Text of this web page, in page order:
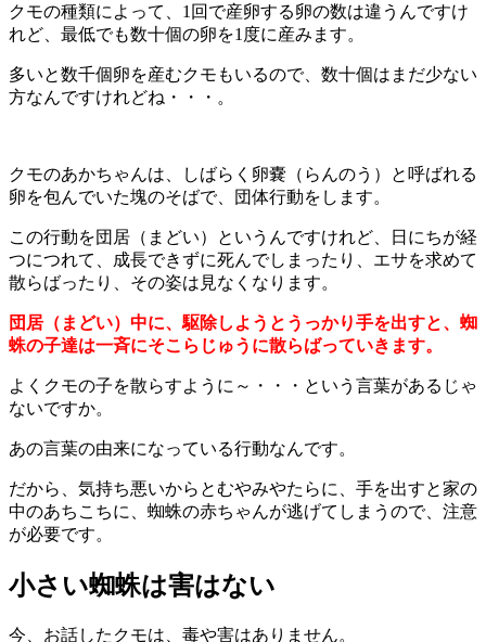
クモの種類によって、1回で産卵する卵の数は違うんですけ
れど、最低でも数十個の卵を1度に産みます。
多いと数千個卵を産むクモもいるので、数十個はまだ少ない
方なんですけれどね・・・。
クモのあかちゃんは、しばらく卵嚢（らんのう）と呼ばれる
卵を包んでいた塊のそばで、団体行動をします。
この行動を団居（まどい）というんですけれど、日にちが経
つにつれて、成長できずに死んでしまったり、エサを求めて
散らばったり、その姿は見なくなります。
団居（まどい）中に、駆除しようとうっかり手を出すと、蜘
蛛の子達は一斉にそこらじゅうに散らばっていきます。
よくクモの子を散らすように～・・・という言葉があるじゃ
ないですか。
あの言葉の由来になっている行動なんです。
だから、気持ち悪いからとむやみやたらに、手を出すと家の
中のあちこちに、蜘蛛の赤ちゃんが逃げてしまうので、注意
が必要です。
小さい蜘蛛は害はない
今、お話したクモは、毒や害はありません。